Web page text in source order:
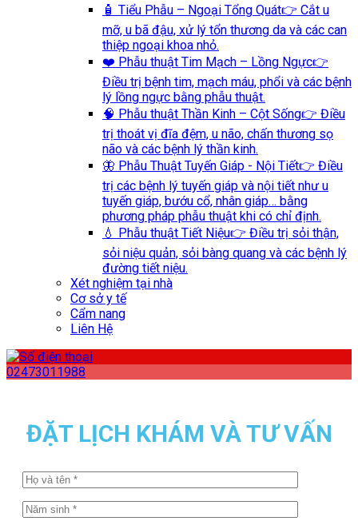
🧴 Tiểu Phẫu – Ngoại Tổng Quát👉 Cắt u
mỡ, u bã đậu, xử lý tổn thương da và các can
thiệp ngoại khoa nhỏ.
❤️ Phẫu thuật Tim Mạch – Lồng Ngực👉
Điều trị bệnh tim, mạch máu, phổi và các bệnh
lý lồng ngực bằng phẫu thuật.
🧠 Phẫu thuật Thần Kinh – Cột Sống👉 Điều
trị thoát vị đĩa đệm, u não, chấn thương sọ
não và các bệnh lý thần kinh.
🦋 Phẫu Thuật Tuyến Giáp - Nội Tiết👉 Điều
trị các bệnh lý tuyến giáp và nội tiết như u
tuyến giáp, bướu cổ, nhân giáp… bằng
phương pháp phẫu thuật khi có chỉ định.
💧 Phẫu thuật Tiết Niệu👉 Điều trị sỏi thận,
sỏi niệu quản, sỏi bàng quang và các bệnh lý
đường tiết niệu.
Xét nghiệm tại nhà
Cơ sở y tế
Cẩm nang
Liên Hệ
02473011988
ĐẶT LỊCH KHÁM VÀ TƯ VẤN